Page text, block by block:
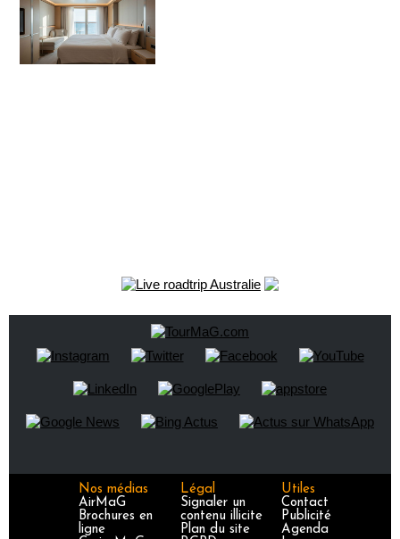
Nos médias
AirMaG
Brochures en
ligne
Légal
Signaler un
contenu illicite
Plan du site
Utiles
Contact
Publicité
Agenda